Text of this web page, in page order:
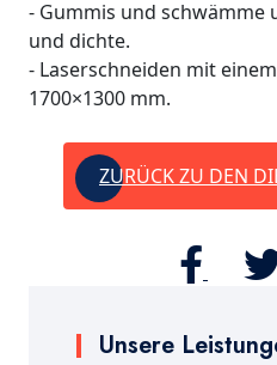
Unsere
- Gummis und
und dichte.
- Laserschneiden mit
1700×1300 mm.
ZURÜCK ZU DEN